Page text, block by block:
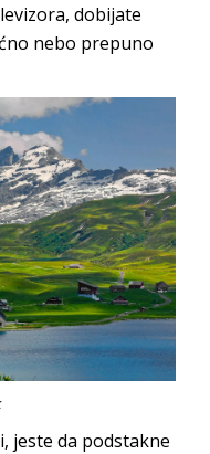
dobijate
nebo prepuno
jeste da podstakne